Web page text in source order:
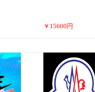
￥ 15600 円